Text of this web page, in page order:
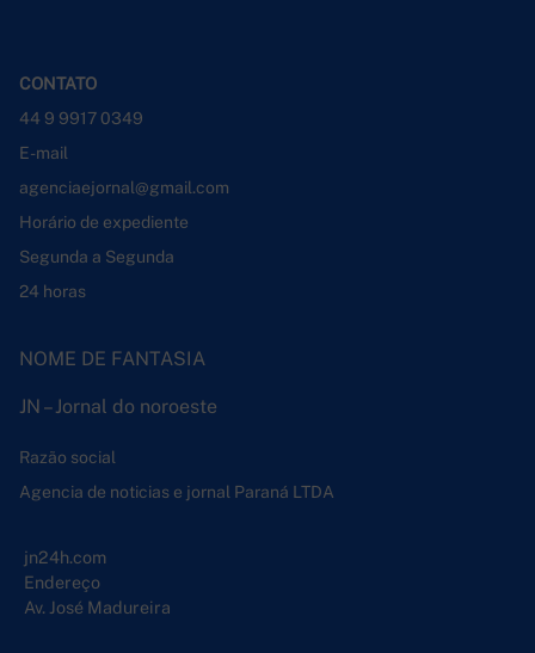
CONTATO
44 9 9917 0349
E-mail
agenciaejornal@gmail.com
Horário de expediente
Segunda a Segunda
24 horas
NOME DE FANTASIA
JN – Jornal do noroeste
Razão social
Agencia de noticias e jornal Paraná LTDA
jn24h.com
Endereço
Av. José Madureira